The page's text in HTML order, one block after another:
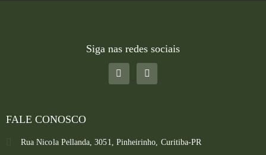
Siga nas redes sociais
FALE CONOSCO
Rua Nicola Pellanda, 3051, Pinheirinho, Curitiba-PR